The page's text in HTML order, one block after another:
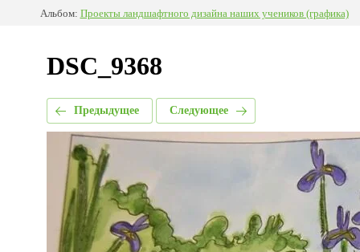
Альбом: Проекты ландшафтного дизайна наших учеников (графика)
DSC_9368
Предыдущее Следующее